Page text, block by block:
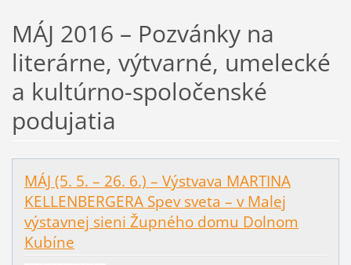
MÁJ 2016 – Pozvánky na
literárne, výtvarné, umelecké
a kultúrno-spoločenské
podujatia
MÁJ (5. 5. – 26. 6.) – Výstvava MARTINA
KELLENBERGERA Spev sveta – v Malej
výstavnej sieni Župného domu Dolnom
Kubíne